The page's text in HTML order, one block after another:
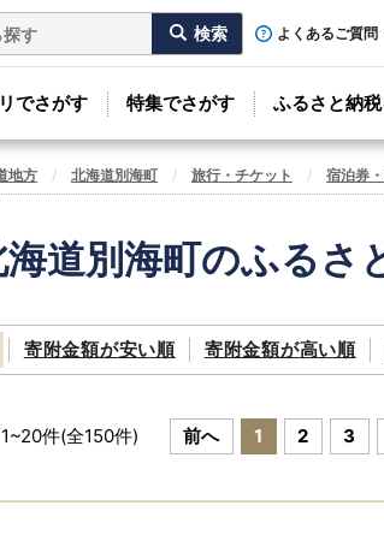
よくあるご質問
でさがす 特集でさがす ふるさと納
地方 北海道別海町 旅行・チケット 宿泊券
道別海町のふるさ
寄附金額が安い順 寄附金額が高い順
1~20件(全150件) 前へ 1 2 3